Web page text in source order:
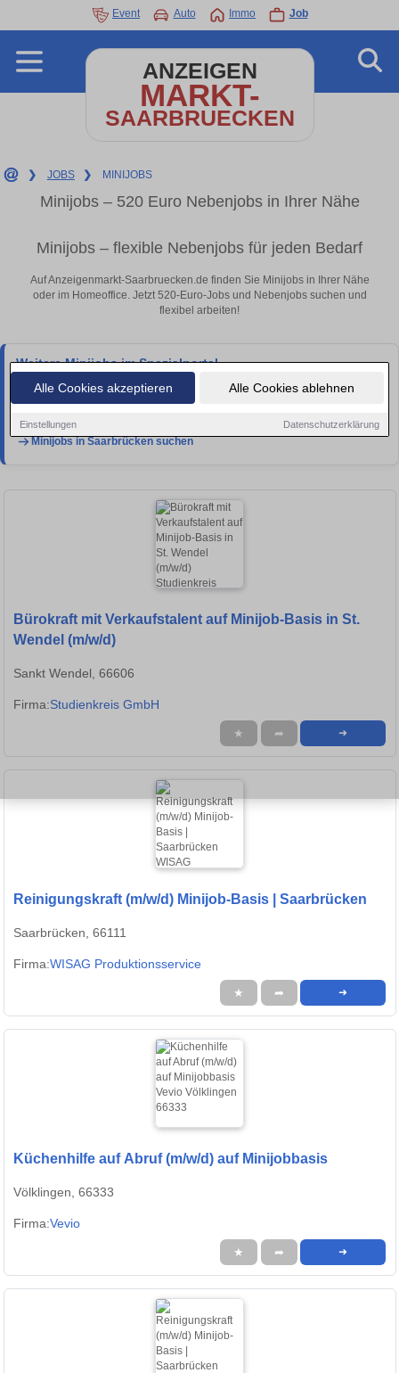
Alle Cookies akzeptieren Alle Cookies ablehnen
Einstellungen Datenschutzerklärung
Event Auto Immo Job
ANZEIGEN
MARKT-
SAARBRUECKEN
❯ JOBS ❯ MINIJOBS
Minijobs – 520 Euro Nebenjobs in Ihrer Nähe
Minijobs – flexible Nebenjobs für jeden Bedarf
Auf Anzeigenmarkt-Saarbruecken.de finden Sie Minijobs in Ihrer Nähe
oder im Homeoffice. Jetzt 520-Euro-Jobs und Nebenjobs suchen und
flexibel arbeiten!
Weitere Minijobs im Spezialportal
Die Stellenangebote auf diesem lokalen Anzeigenmarkt werden von 1A-
Stellenmarkt.de bereitgestellt. Ergänzend findest du weitere Minijobs und
Minijobs in Saarbrücken suchen
Bürokraft mit Verkaufstalent auf Minijob-Basis in St.
Wendel (m/w/d)
Sankt Wendel, 66606
Firma:Studienkreis GmbH
★ ➦ ➜
Reinigungskraft (m/w/d) Minijob-Basis | Saarbrücken
Saarbrücken, 66111
Firma:WISAG Produktionsservice
★ ➦ ➜
Küchenhilfe auf Abruf (m/w/d) auf Minijobbasis
Völklingen, 66333
Firma:Vevio
★ ➦ ➜